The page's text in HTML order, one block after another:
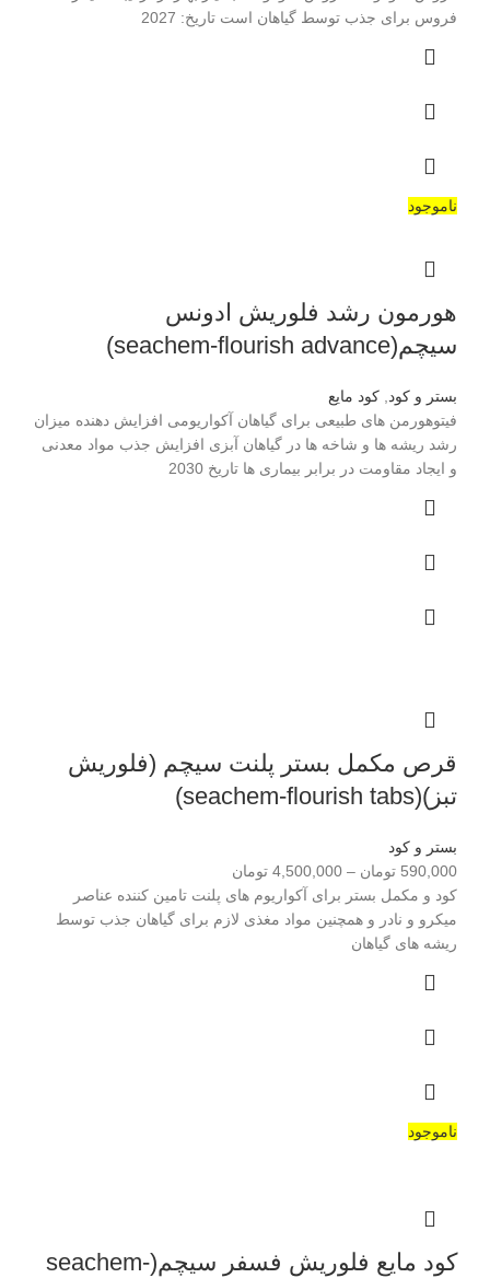
فروس برای جذب توسط گیاهان است تاریخ: 2027
ناموجود
هورمون رشد فلوریش ادونس
سیچم(seachem-flourish advance)
بستر و کود
کود مایع
فیتوهورمن های طبیعی برای گیاهان آکواریومی افزایش دهنده میزان
رشد ریشه ها و شاخه ها در گیاهان آبزی افزایش جذب مواد معدنی
و ایجاد مقاومت در برابر بیماری ها تاریخ 2030
قرص مکمل بستر پلنت سیچم (فلوریش
تبز)(seachem-flourish tabs)
بستر و کود
590,000 تومان –
4,500,000 تومان
کود و مکمل بستر برای آکواریوم های پلنت تامین کننده عناصر
میکرو و نادر و همچنین مواد مغذی لازم برای گیاهان جذب توسط
ریشه های گیاهان
ناموجود
کود مایع فلوریش فسفر سیچم(seachem-